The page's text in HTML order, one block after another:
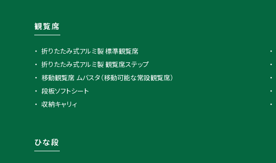
観覧席
折りたたみ式アルミ製 標準観覧席
折りたたみ式アルミ製 観覧席ステップ
移動観覧席 ムバスタ（移動可能な常設観覧席）
段板ソフトシート
収納キャリィ
ひな段